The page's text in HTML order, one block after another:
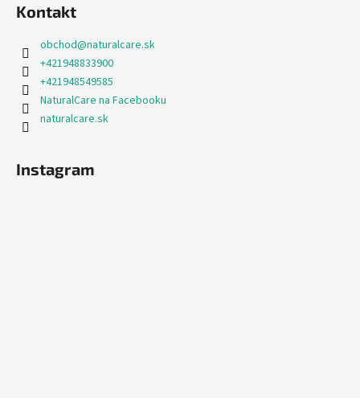
Kontakt
obchod@naturalcare.sk
+421948833900
+421948549585
NaturalCare na Facebooku
naturalcare.sk
Instagram